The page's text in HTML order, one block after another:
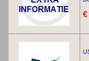
€